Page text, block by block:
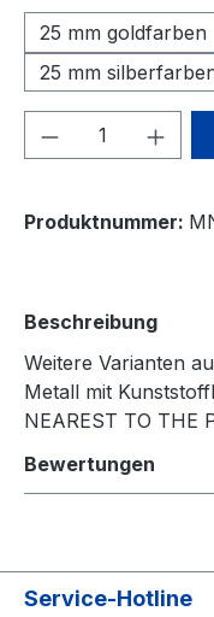
25 mm goldfarben
25 mm
Produkt
Produktnummer:
Beschreibung
Weitere Varianten
Metall mit
NEAREST TO THE
Bewertungen
Service-Hotline